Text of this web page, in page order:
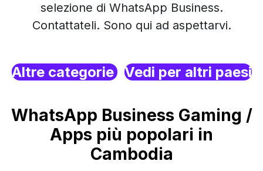
selezione di WhatsApp Business.
Contattateli. Sono qui ad aspettarvi.
Altre categorie Vedi per altri paesi
WhatsApp Business Gaming /
Apps più popolari in
Cambodia